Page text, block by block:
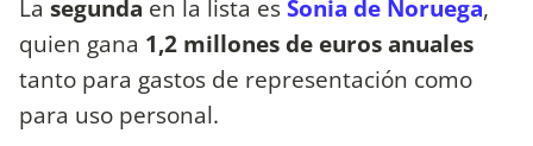
La segunda en la lista esSonia de Noruega,
quien gana 1,2 millones de euros anuales
tanto para gastos de representación como
para uso personal.